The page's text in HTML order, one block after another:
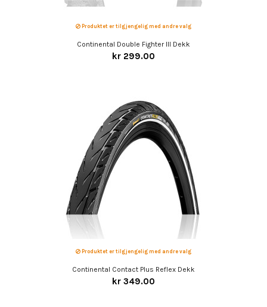
Produktet er tilgjengelig med andre valg
Continental Double Fighter III Dekk
kr 299.00
Produktet er tilgjengelig med andre valg
Continental Contact Plus Reflex Dekk
kr 349.00